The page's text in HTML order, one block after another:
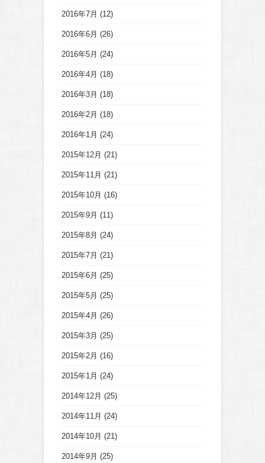
2016年7月 (12)
2016年6月 (26)
2016年5月 (24)
2016年4月 (18)
2016年3月 (18)
2016年2月 (18)
2016年1月 (24)
2015年12月 (21)
2015年11月 (21)
2015年10月 (16)
2015年9月 (11)
2015年8月 (24)
2015年7月 (21)
2015年6月 (25)
2015年5月 (25)
2015年4月 (26)
2015年3月 (25)
2015年2月 (16)
2015年1月 (24)
2014年12月 (25)
2014年11月 (24)
2014年10月 (21)
2014年9月 (25)